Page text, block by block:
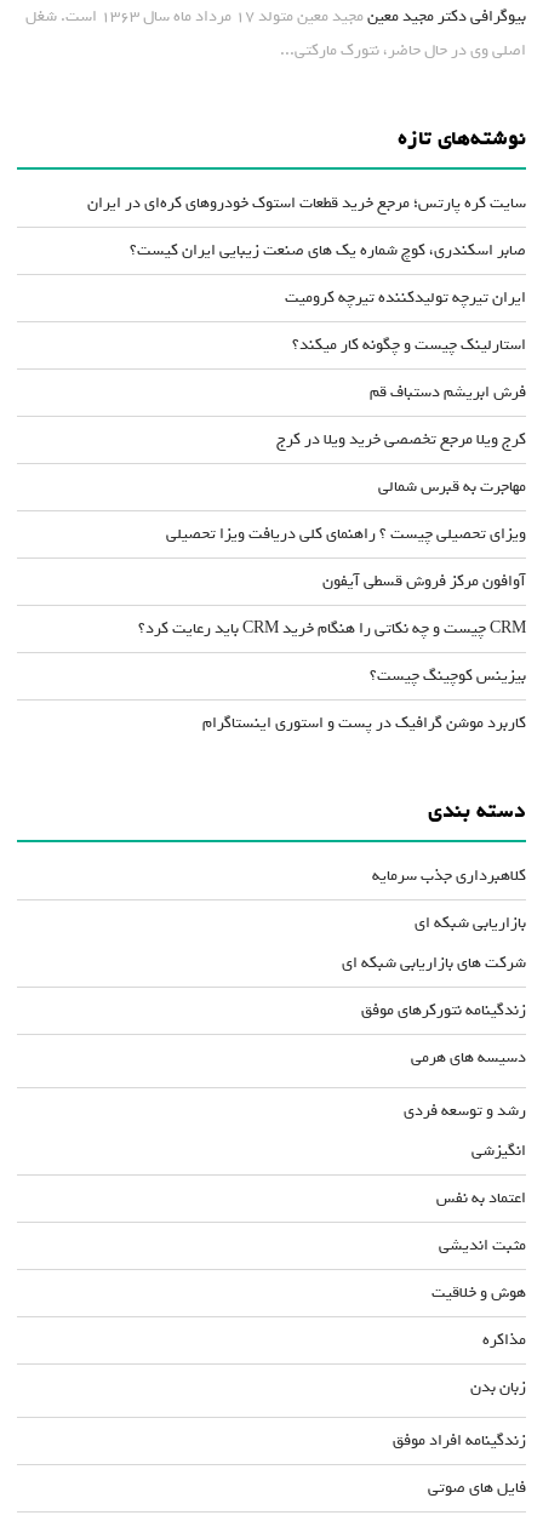
بیوگرافی دکتر مجید معین
مجید معین متولد ۱۷ مرداد ماه سال ۱۳۶۳ است. شغل
اصلی وی در حال حاضر، نتورک مارکتی...
نوشته‌های تازه
سایت کره پارتس؛ مرجع خرید قطعات استوک خودروهای کره‌ای در ایران
صابر اسکندری، کوچ شماره یک های صنعت زیبایی ایران کیست؟
ایران تیرچه تولیدکننده تیرچه کرومیت
استارلینک چیست و چگونه کار میکند؟
فرش ابریشم دستباف قم
کرج ویلا مرجع تخصصی خرید ویلا در کرج
مهاجرت به قبرس شمالی
ویزای تحصیلی چیست ؟ راهنمای کلی دریافت ویزا تحصیلی
آوافون مرکز فروش قسطی آیفون
CRM چیست و چه نکاتی را هنگام خرید CRM باید رعایت کرد؟
بیزینس کوچینگ چیست؟
کاربرد موشن گرافیک در پست و استوری اینستاگرام
دسته بندی
کلاهبرداری جذب سرمایه
بازاریابی شبکه ای
شرکت های بازاریابی شبکه ای
زندگینامه نتورکرهای موفق
دسیسه های هرمی
رشد و توسعه فردی
انگیزشی
اعتماد به نفس
مثبت اندیشی
هوش و خلاقیت
مذاکره
زبان بدن
زندگینامه افراد موفق
فایل های صوتی